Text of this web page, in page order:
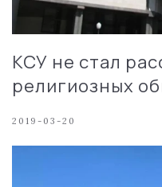
КСУ не стал
религиозных
2019-03-20